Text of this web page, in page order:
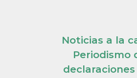
Noticias a la
Periodismo
declaraciones